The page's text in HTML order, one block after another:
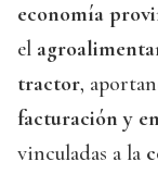
economía
el
tractor,
facturación y
vinculadas a la